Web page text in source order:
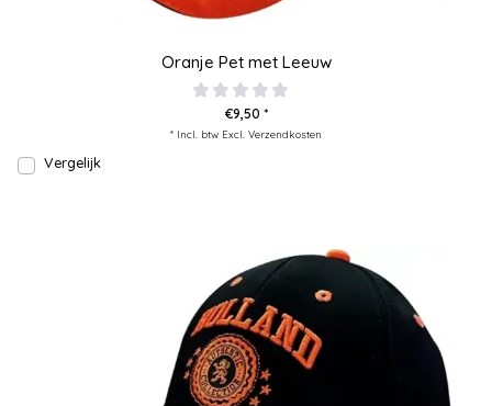
Oranje Pet met Leeuw
€9,50 *
* Incl. btw Excl. Verzendkosten
Vergelijk